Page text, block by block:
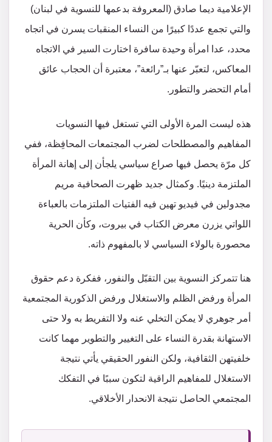
الإعلامية ديما صادق (المعروفة بدعمها للنسوية في لبنان)
والتي تجمع عددًا كبيرًا من النساء المنقبات يسرن في اتجاه
محدد، عدا امرأة وحيدة سافرة اختارت السير في الاتجاه
المعاكس، لتعبّر عنها بـ”رائعة”، معتبرة أن الحجاب عائق
أمام التحضر والتطور.
هذه ليست المرة الأولى التي تستغل فيها النسويات
المفاهيم والمصطلحات لضرب المجتمعات المحافِظة، ففي
كل مرّة يحصل فيها صراع سياسي يلجأن إلى إهانة المرأة
الملتزمة دينيًا. وكمثال جديد ظهرت الصحافية مريم
مجدولين في فيديو تهين فيه الفتيات الملتزمات بالعباءة
اللواتي يزرن معرض الكتاب في بيروت، وكأن الحرية
محصورة بالولاء السياسي لا بالمفهوم ذاته.
هنا تتمركز النسوية بين التقبّل والنفور، ففكرة دعم حقوق
المرأة ورفض الظلم والاستغلال ورفض الذكورية المجتمعية
أمر جوهري لا يمكن التخلي عنه ولا التفريط به ولا حتى
الاستهانة بقدرة النساء على التغيير والتطوير مهما كانت
خلفيتهن الثقافية، ولكن النفور الحقيقي يأتي نتيجة
الاستغلال للمفاهيم الراقية لتكون سببًا في التفكك
المجتمعي الحاصل نتيجة الانحدار الأخلاقي.